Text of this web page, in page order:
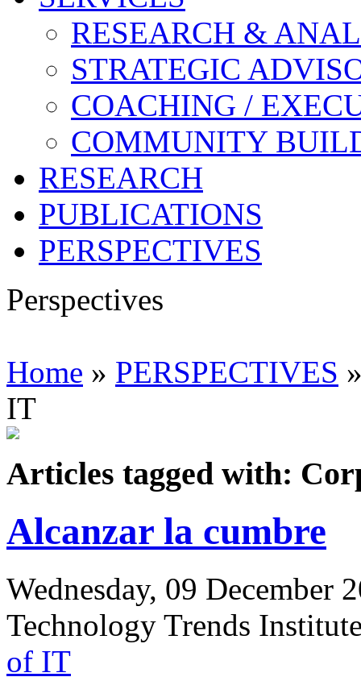
RESEARCH &
STRATEGIC
COACHING /
COMMUNITY
RESEARCH
PUBLICATIONS
PERSPECTIVES
Perspectives
Home » PERSPECTIVES
IT
Articles tagged with:
Alcanzar la cumbre
Wednesday, 09
Technology Trends
of IT